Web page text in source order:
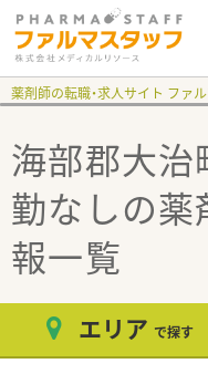
薬剤師の転職・求人サイト ファ
海部郡大治
勤なしの薬
報一覧
エリア で探す